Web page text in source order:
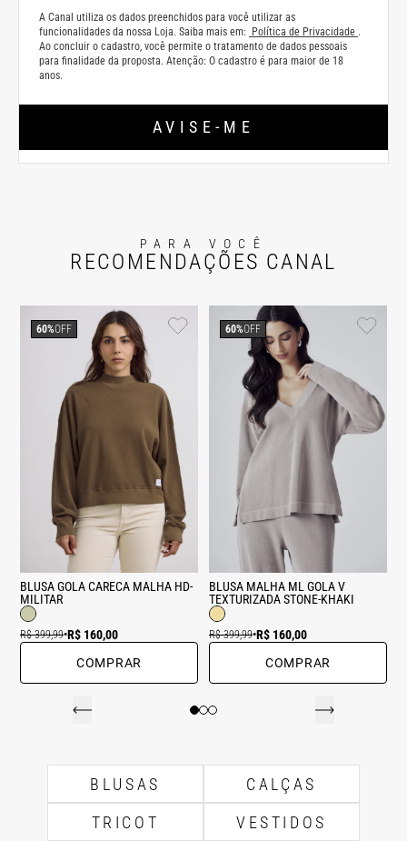
A Canal utiliza os dados preenchidos para você utilizar as
funcionalidades da nossa Loja. Saiba mais em:
Política de Privacidade .
Ao concluir o cadastro, você permite o tratamento de dados pessoais
para finalidade da proposta. Atenção: O cadastro é para maior de 18
anos.
AVISE-ME
PARA VOCÊ
RECOMENDAÇÕES CANAL
BLUSA GOLA CARECA MALHA HD-
MILITAR
R$ 399,99•R$ 160,00
60%OFF
COMPRAR
BLUSA MALHA ML GOLA V
TEXTURIZADA STONE-KHAKI
R$ 399,99•R$ 160,00
60%OFF
COMPRAR
BLUSAS
CALÇAS
TRICOT
VESTIDOS